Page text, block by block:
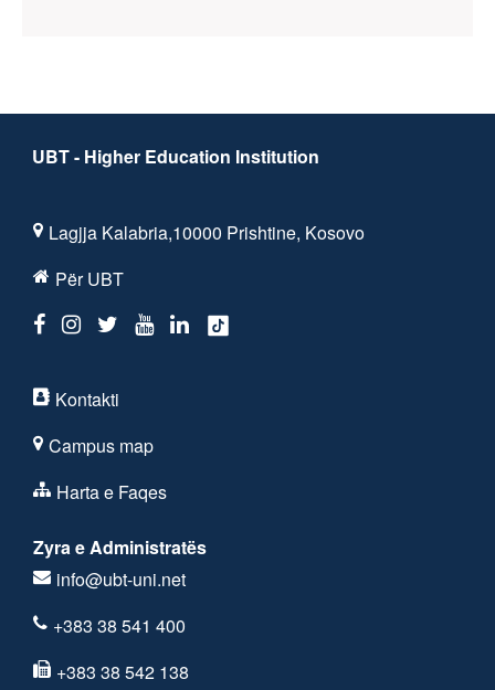
UBT - Higher Education Institution
Lagjja Kalabria,10000 Prishtine, Kosovo
Për UBT
Kontakti
Campus map
Harta e Faqes
Zyra e Administratës
info@ubt-uni.net
+383 38 541 400
+383 38 542 138